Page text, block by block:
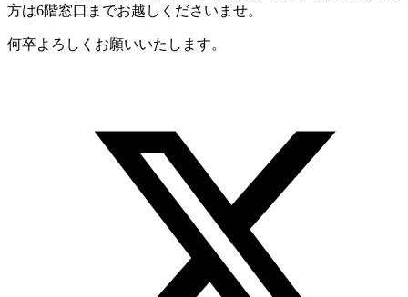
方は6階窓口までお越しくださいませ。
何卒よろしくお願いいたします。